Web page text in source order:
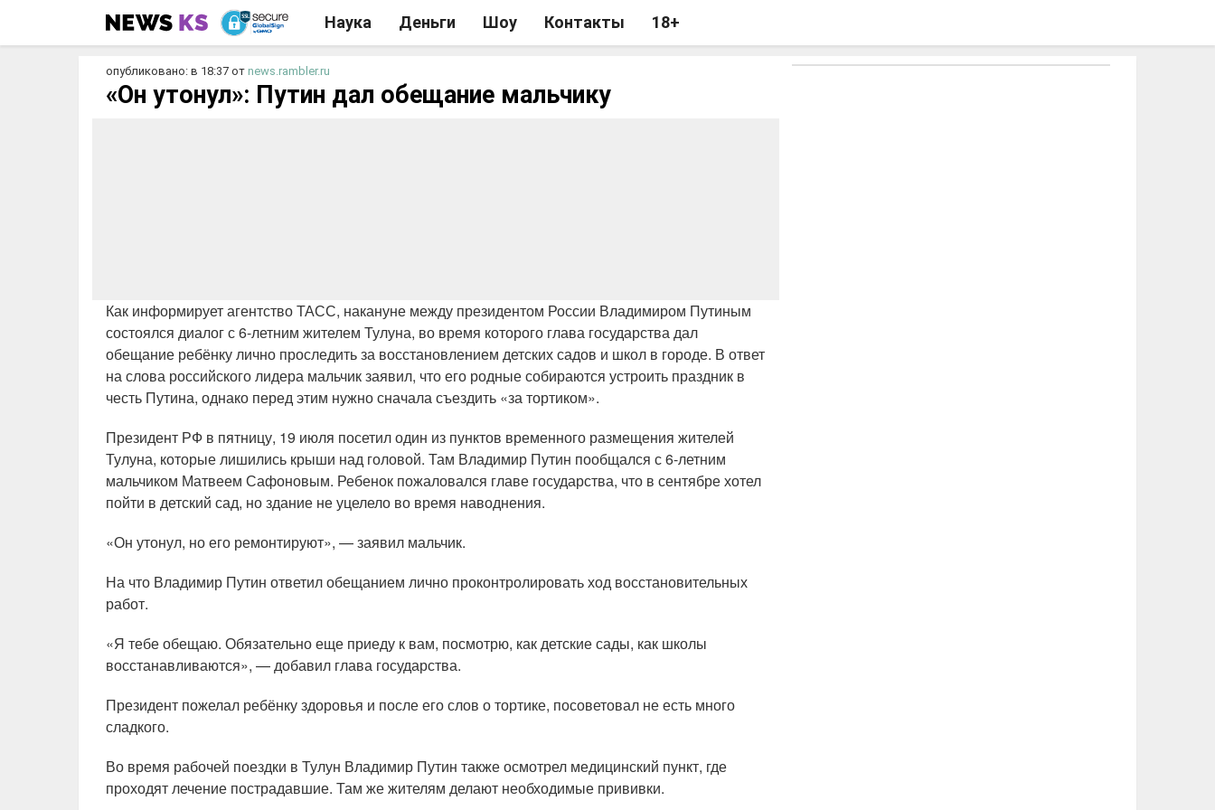
Наука Деньги Шоу Контакты 18+
опубликовано: в 18:37 от news.rambler.ru
«Он утонул»: Путин дал обещание мальчику
Как информирует агентство ТАСС, накануне между президентом России Владимиром Путиным
состоялся диалог с 6-летним жителем Тулуна, во время которого глава государства дал
обещание ребёнку лично проследить за восстановлением детских садов и школ в городе. В ответ
на слова российского лидера мальчик заявил, что его родные собираются устроить праздник в
честь Путина, однако перед этим нужно сначала съездить «за тортиком».
Президент РФ в пятницу, 19 июля посетил один из пунктов временного размещения жителей
Тулуна, которые лишились крыши над головой. Там Владимир Путин пообщался с 6-летним
мальчиком Матвеем Сафоновым. Ребенок пожаловался главе государства, что в сентябре хотел
пойти в детский сад, но здание не уцелело во время наводнения.
«Он утонул, но его ремонтируют», — заявил мальчик.
На что Владимир Путин ответил обещанием лично проконтролировать ход восстановительных
работ.
«Я тебе обещаю. Обязательно еще приеду к вам, посмотрю, как детские сады, как школы
восстанавливаются», — добавил глава государства.
Президент пожелал ребёнку здоровья и после его слов о тортике, посоветовал не есть много
сладкого.
Во время рабочей поездки в Тулун Владимир Путин также осмотрел медицинский пункт, где
проходят лечение пострадавшие. Там же жителям делают необходимые прививки.